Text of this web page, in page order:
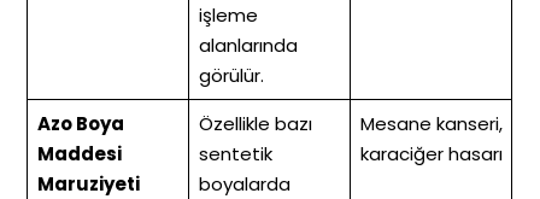
işleme
alanlarında
görülür.
Azo Boya
Maddesi
Maruziyeti
Özellikle bazı
sentetik
boyalarda
Mesane kanseri,
karaciğer hasarı